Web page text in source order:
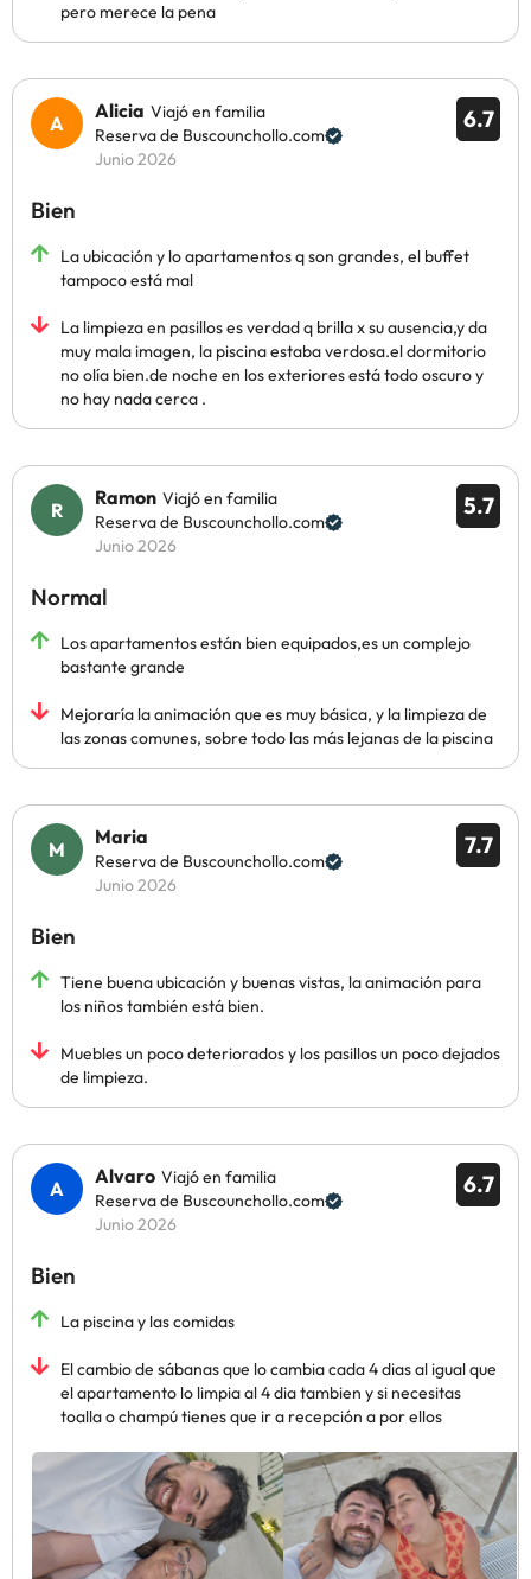
pero merece la pena
6.7
Alicia Viajó en familia
Reserva de Buscounchollo.com
Junio 2026
Bien
La ubicación y lo apartamentos q son grandes, el buffet
tampoco está mal
La limpieza en pasillos es verdad q brilla x su ausencia,y da
muy mala imagen, la piscina estaba verdosa.el dormitorio
no olía bien.de noche en los exteriores está todo oscuro y
no hay nada cerca .
5.7
Ramon Viajó en familia
Reserva de Buscounchollo.com
Junio 2026
Normal
Los apartamentos están bien equipados,es un complejo
bastante grande
Mejoraría la animación que es muy básica, y la limpieza de
las zonas comunes, sobre todo las más lejanas de la piscina
7.7
Maria
Reserva de Buscounchollo.com
Junio 2026
Bien
Tiene buena ubicación y buenas vistas, la animación para
los niños también está bien.
Muebles un poco deteriorados y los pasillos un poco dejados
de limpieza.
6.7
Alvaro Viajó en familia
Reserva de Buscounchollo.com
Junio 2026
Bien
La piscina y las comidas
El cambio de sábanas que lo cambia cada 4 dias al igual que
el apartamento lo limpia al 4 dia tambien y si necesitas
toalla o champú tienes que ir a recepción a por ellos